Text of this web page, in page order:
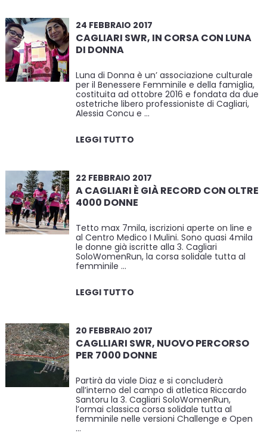
24 FEBBRAIO 2017
CAGLIARI SWR, IN CORSA CON LUNA
DI DONNA
Luna di Donna è un’ associazione culturale
per il Benessere Femminile e della famiglia,
costituita ad ottobre 2016 e fondata da due
ostetriche libero professioniste di Cagliari,
Alessia Concu e …
LEGGI TUTTO
22 FEBBRAIO 2017
A CAGLIARI È GIÀ RECORD CON OLTRE
4000 DONNE
Tetto max 7mila, iscrizioni aperte on line e
al Centro Medico I Mulini. Sono quasi 4mila
le donne già iscritte alla 3. Cagliari
SoloWomenRun, la corsa solidale tutta al
femminile …
LEGGI TUTTO
20 FEBBRAIO 2017
CAGLLIARI SWR, NUOVO PERCORSO
PER 7000 DONNE
Partirà da viale Diaz e si concluderà
all’interno del campo di atletica Riccardo
Santoru la 3. Cagliari SoloWomenRun,
l’ormai classica corsa solidale tutta al
femminile nelle versioni Challenge e Open
…